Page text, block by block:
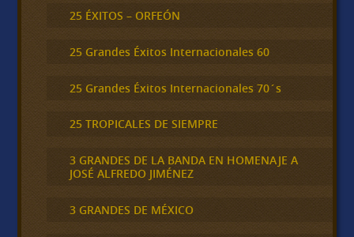
25 ÉXITOS – ORFEÓN
25 Grandes Éxitos Internacionales 60
25 Grandes Éxitos Internacionales 70´s
25 TROPICALES DE SIEMPRE
3 GRANDES DE LA BANDA EN HOMENAJE A
JOSÉ ALFREDO JIMÉNEZ
3 GRANDES DE MÉXICO